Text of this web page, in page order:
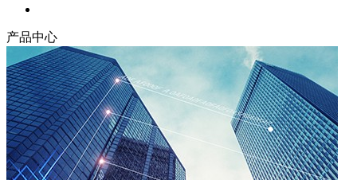
产品中心